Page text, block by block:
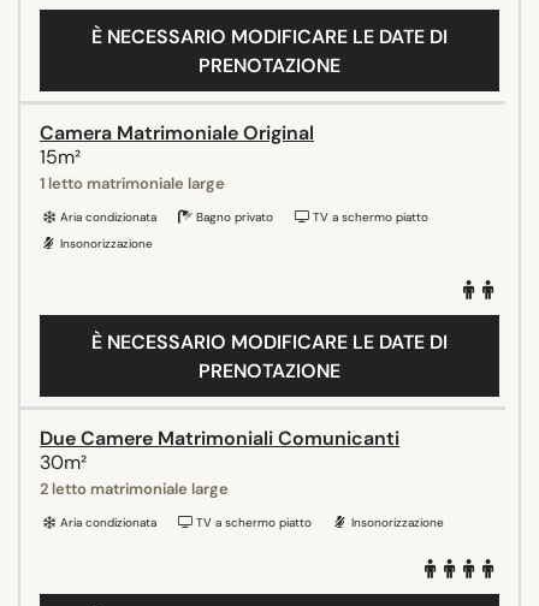
È NECESSARIO MODIFICARE LE DATE DI
PRENOTAZIONE
Camera Matrimoniale Original
15m²
1 letto matrimoniale large
Aria condizionata Bagno privato
TV a schermo piatto
Insonorizzazione
È NECESSARIO MODIFICARE LE DATE DI
PRENOTAZIONE
Due Camere Matrimoniali Comunicanti
30m²
2 letto matrimoniale large
Aria condizionata TV a schermo piatto Insonorizzazione